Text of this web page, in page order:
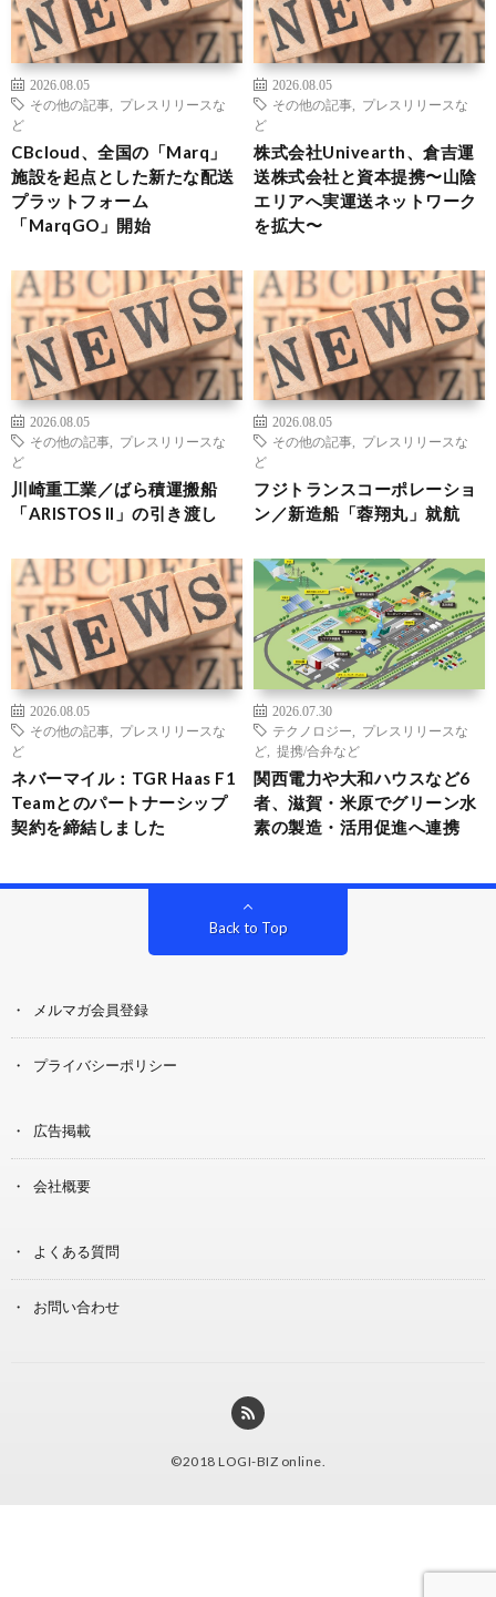
2026.08.05
その他の記事
プレスリリースな
ど
CBcloud、全国の「Marq」
施設を起点とした新たな配送
プラットフォーム
「MarqGO」開始
2026.08.05
その他の記事
プレスリリースな
ど
株式会社Univearth、倉吉運
送株式会社と資本提携〜山陰
エリアへ実運送ネットワーク
を拡大〜
2026.08.05
その他の記事
プレスリリースな
ど
川崎重工業／ばら積運搬船
「ARISTOS II」の引き渡し
2026.08.05
その他の記事
プレスリリースな
ど
フジトランスコーポレーショ
ン／新造船「蓉翔丸」就航
2026.08.05
その他の記事
プレスリリースな
ど
ネバーマイル：TGR Haas F1
Teamとのパートナーシップ
契約を締結しました
2026.07.30
テクノロジー
プレスリリースな
ど
提携/合弁など
関西電力や大和ハウスなど6
者、滋賀・米原でグリーン水
素の製造・活用促進へ連携
Back to Top
メルマガ会員登録
プライバシーポリシー
広告掲載
会社概要
よくある質問
お問い合わせ
©2018 LOGI-BIZ online